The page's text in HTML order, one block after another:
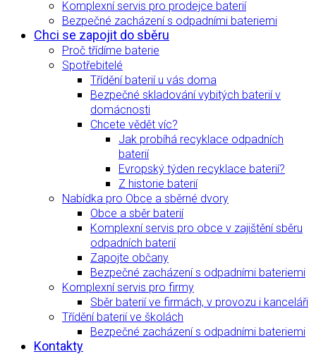
Komplexní servis pro prodejce baterií
Bezpečné zacházení s odpadními bateriemi
Chci se zapojit do sběru
Proč třídíme baterie
Spotřebitelé
Třídění baterií u vás doma
Bezpečné skladování vybitých baterií v
domácnosti
Chcete vědět víc?
Jak probíhá recyklace odpadních
baterií
Evropský týden recyklace baterií?
Z historie baterií
Nabídka pro Obce a sběrné dvory
Obce a sběr baterií
Komplexní servis pro obce v zajištění sběru
odpadních baterií
Zapojte občany
Bezpečné zacházení s odpadními bateriemi
Komplexní servis pro firmy
Sběr baterií ve firmách, v provozu i kanceláři
Třídění baterií ve školách
Bezpečné zacházení s odpadními bateriemi
Kontakty